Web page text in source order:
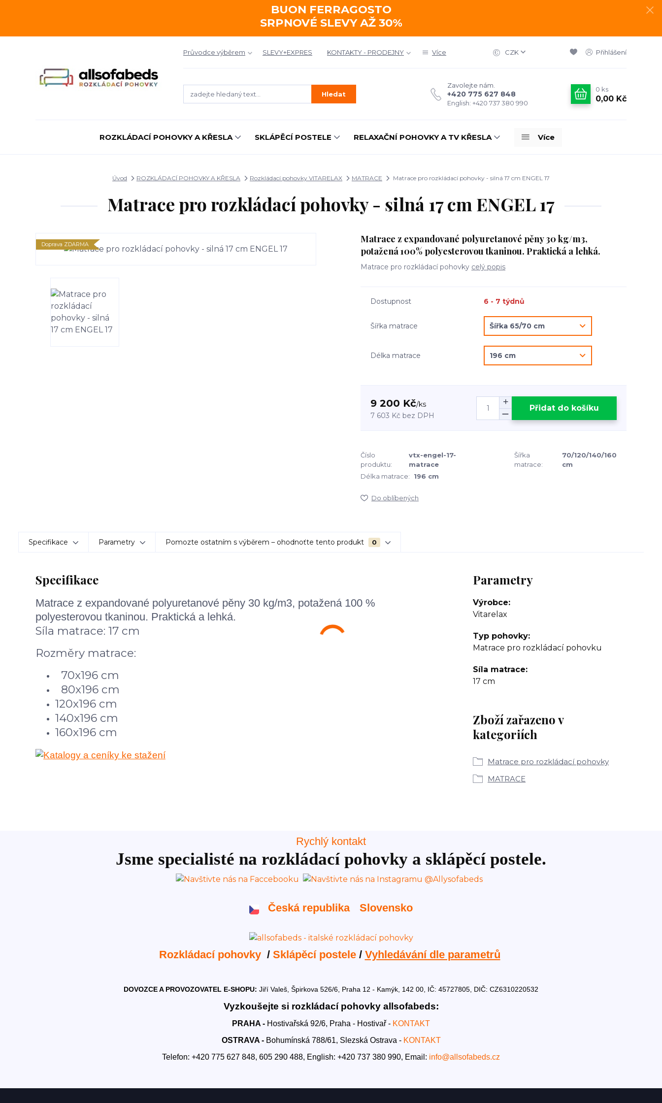
BUON FERRAGOSTO
SRPNOVÉ SLEVY AŽ 30%
Průvodce výběrem SLEVY+EXPRES KONTAKTY - PRODEJNY Více CZK Přihlášení
Hledat
Zavolejte nám.
+420 775 627 848
English: +420 737 380 990
0 ks
0,00 Kč
ROZKLÁDACÍ POHOVKY A KŘESLA SKLÁPĚCÍ POSTELE RELAXAČNÍ POHOVKY A TV KŘESLA Více
Úvod ROZKLÁDACÍ POHOVKY A KŘESLA Rozkládací pohovky VITARELAX MATRACE Matrace pro rozkládací pohovky - silná 17 cm ENGEL 17
Matrace pro rozkládací pohovky - silná 17 cm ENGEL 17
Doprava ZDARMA
Matrace z expandované polyuretanové pěny 30 kg/m3,
potažená 100% polyesterovou tkaninou. Praktická a lehká.
Matrace pro rozkládací pohovky celý popis
Dostupnost 6 - 7 týdnů
Šířka matrace
Délka matrace
9 200 Kč/ks
7 603 Kč bez DPH
Přidat do košíku
Číslo
produktu:
vtx-engel-17-
matrace
Šířka
matrace:
70/120/140/160
cm
Délka matrace:
196 cm
Do oblíbených
Specifikace Parametry Pomozte ostatním s výběrem – ohodnoťte tento produkt 0
Specifikace
Matrace z expandované polyuretanové pěny 30 kg/m3, potažená 100 %
polyesterovou tkaninou. Praktická a lehká.
Síla matrace: 17 cm
Rozměry matrace:
70x196 cm
80x196 cm
120x196 cm
140x196 cm
160x196 cm
Parametry
Výrobce
Vitarelax
Typ pohovky
Matrace pro rozkládací pohovku
Síla matrace
17 cm
Zboží zařazeno v
kategoriích
Matrace pro rozkládací pohovky
MATRACE
Rychlý kontakt
Jsme specialisté na rozkládací pohovky a sklápěcí postele.
Česká republika Slovensko
Rozkládací pohovky / Sklápěcí postele/ Vyhledávání dle parametrů
DOVOZCE A PROVOZOVATEL E-SHOPU: Jiří Valeš, Špirkova 526/6, Praha 12 - Kamýk, 142 00, IČ: 45727805, DIČ: CZ6310220532
Vyzkoušejte si rozkládací pohovky allsofabeds:
PRAHA - Hostivařská 92/6, Praha - Hostivař - KONTAKT
OSTRAVA - Bohumínská 788/61, Slezská Ostrava - KONTAKT
Telefon: +420 775 627 848, 605 290 488, English: +420 737 380 990, Email: info@allsofabeds.cz